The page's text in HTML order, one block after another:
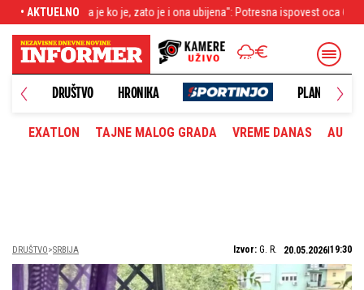
• AKTUELNO
je i ona ubijena": Potresna ispovest oca 6 godina nakon ubistva u
DRUŠTVO HRONIKA PLANETA
EXATLON TAJNE MALOG GRADA VREME DANAS
DRUŠTVO SRBIJA Izvor: G. R. 20.05.2026 19:30